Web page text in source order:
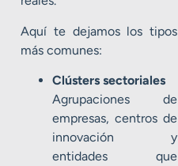
Aquí te dejamos los tipos
más comunes:
Clústers sectoriales
Agrupaciones de
empresas, centros de
innovación y
entidades que